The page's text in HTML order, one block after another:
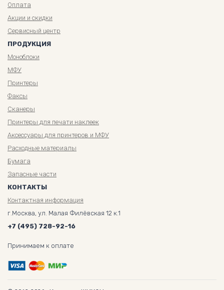
Оплата
Акции и скидки
Сервисный центр
ПРОДУКЦИЯ
Моноблоки
МФУ
Принтеры
Факсы
Сканеры
Принтеры для печати наклеек
Аксессуары для принтеров и МФУ
Расходные материалы
Бумага
Запасные части
КОНТАКТЫ
Контактная информация
г.Москва, ул. Малая Филёвская 12 к.1
+7 (495) 728-92-16
Принимаем к оплате